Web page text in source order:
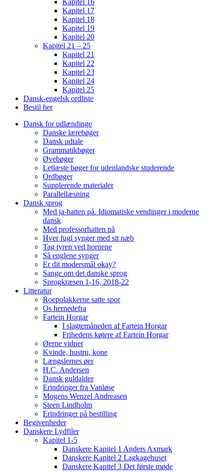
Kapitel 17
Kapitel 18
Kapitel 19
Kapitel 20
Kapitel 21 – 25
Kapitel 21
Kapitel 22
Kapitel 23
Kapitel 24
Kapitel 25
Dansk-engelsk ordliste
Bestil her
Dansk for udlændinge
Danske lærebøger
Dansk udtale
Grammatikbøger
Øvebøger
Letlæste bøger for udenlandske studerende
Ordbøger
Supplerende materialer
Parallellæsning
Dansk sprog
Med ja-hatten på. Idiomatiske vendinger i moderne
dansk
Med professorhatten på
Hver fugl synger med sit næb
Tag tyren ved hornene
Så englene synger
Er dit modersmål okay?
Sange om det danske sprog
Sprogkræsen 1-16, 2018-22
Litteratur
Roepolakkerne satte spor
Os hernedefra
Fartein Horgar
I slagtemåneden af Fartein Horgar
Frihedens køtere af Fartein Horgar
Øerne vidner
Kvinde, hustru, kone
Længslernes øer
H.C. Andersen
Dansk guldalder
Erindringer fra Vanløse
Mogens Wenzel Andreasen
Steen Lindholm
Erindringer på bestilling
Begivenheder
Danskere Lydfiler
Kapitel 1-5
Danskere Kapitel 1 Anders Axmark
Danskere Kapitel 2 Lagkagehuset
Danskere Kapitel 3 Det første møde